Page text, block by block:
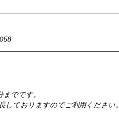
でです。
しておりますのでご利用ください。